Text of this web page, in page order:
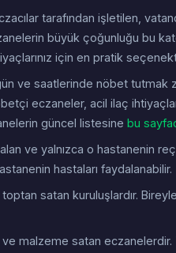
tarafından işletilen,
büyük çoğunluğu bu
için en pratik
ve saatlerinde nöbet tutmak
eczaneler, acil ilaç
güncel listesine bu
ve yalnızca o hastanenin
hastaları faydalanabilir.
satan kuruluşlardır.
malzeme satan